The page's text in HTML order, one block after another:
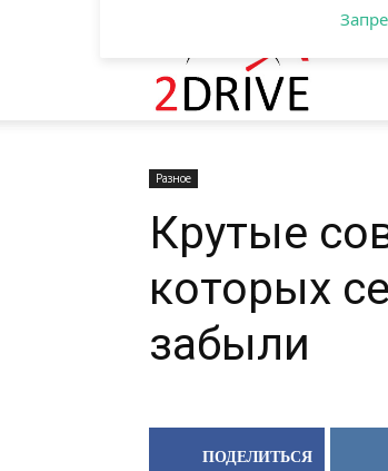
Разрешите сайту
вам уведомления на
Разное
Крутые
которых
забыли
ПОДЕЛИТЬСЯ